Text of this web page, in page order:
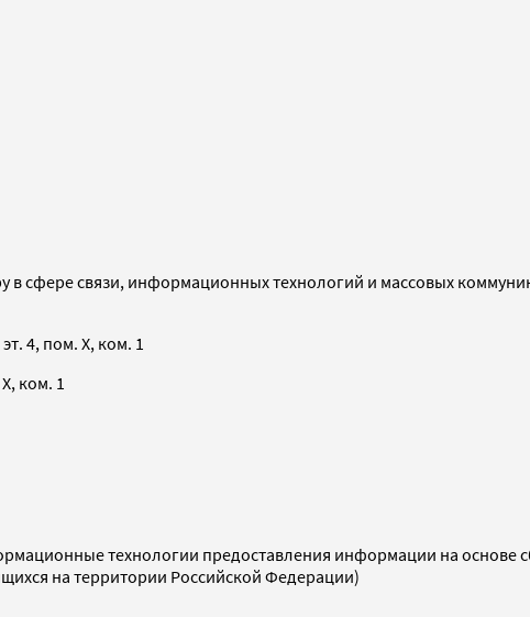
в сфере связи, информационных технологий и массовых
4, пом. X, ком. 1
ком. 1
технологии предоставления информации на основе
на территории Российской Федерации)